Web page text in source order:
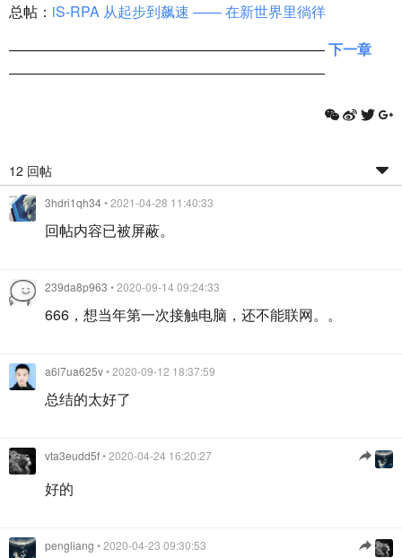
总帖： iS-RPA 从起步到飙速 —— 在新世界里徜徉
——————————————————————下一章
——————————————————————
12 回帖
3hdri1qh34• 2021-04-28 11:40:33
回帖内容已被屏蔽。
239da8p963 • 2020-09-14 09:24:33
666，想当年第一次接触电脑，还不能联网。。
a6l7ua625v• 2020-09-12 18:37:59
总结的太好了
vta3eudd5f• 2020-04-24 16:20:27
好的
pengliang • 2020-04-23 09:30:53